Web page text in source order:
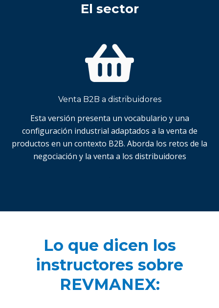
El sector
Venta B2B a distribuidores
Esta versión presenta un vocabulario y una
configuración industrial adaptados a la venta de
productos en un contexto B2B. Aborda los retos de la
negociación y la venta a los distribuidores
Lo que dicen los
instructores sobre
REVMANEX: